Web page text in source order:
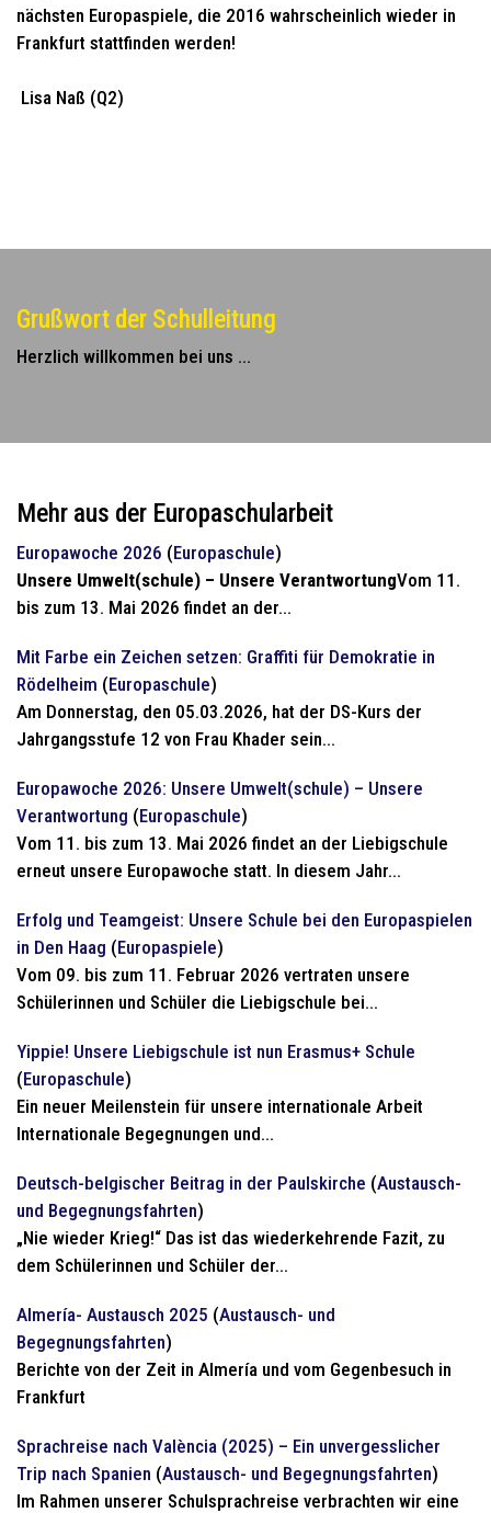
nächsten Europaspiele, die 2016 wahrscheinlich wieder in
Frankfurt stattfinden werden!
Lisa Naß (Q2)
Grußwort der Schulleitung
Herzlich willkommen bei uns ...
Mehr aus der Europaschularbeit
Europawoche 2026 (Europaschule)
Unsere Umwelt(schule) – Unsere VerantwortungVom 11.
bis zum 13. Mai 2026 findet an der...
Mit Farbe ein Zeichen setzen: Graffiti für Demokratie in
Rödelheim (Europaschule)
Am Donnerstag, den 05.03.2026, hat der DS-Kurs der
Jahrgangsstufe 12 von Frau Khader sein...
Europawoche 2026: Unsere Umwelt(schule) – Unsere
Verantwortung (Europaschule)
Vom 11. bis zum 13. Mai 2026 findet an der Liebigschule
erneut unsere Europawoche statt. In diesem Jahr...
Erfolg und Teamgeist: Unsere Schule bei den Europaspielen
in Den Haag (Europaspiele)
Vom 09. bis zum 11. Februar 2026 vertraten unsere
Schülerinnen und Schüler die Liebigschule bei...
Yippie! Unsere Liebigschule ist nun Erasmus+ Schule
(Europaschule)
Ein neuer Meilenstein für unsere internationale Arbeit
Internationale Begegnungen und...
Deutsch-belgischer Beitrag in der Paulskirche (Austausch-
und Begegnungsfahrten)
„Nie wieder Krieg!“ Das ist das wiederkehrende Fazit, zu
dem Schülerinnen und Schüler der...
Almería- Austausch 2025 (Austausch- und
Begegnungsfahrten)
Berichte von der Zeit in Almería und vom Gegenbesuch in
Frankfurt
Sprachreise nach València (2025) – Ein unvergesslicher
Trip nach Spanien (Austausch- und Begegnungsfahrten)
Im Rahmen unserer Schulsprachreise verbrachten wir eine